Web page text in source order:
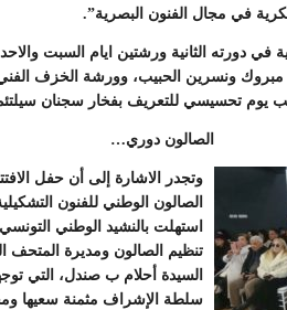
في دورته الثانية ورشتين ايام السبت
ونسرين الحبيب، وورشة الخزف الفني
للتعريف بفخار سجنان سيلتئم يوم الاحد 8
الصالون دوري…
وتجدر الاشارة إلى أن حفل
الصالون الوطني للفنون
استهلت بالنشيد الوطني
تنظيم الصالون ومديرة المتحف
السيدة أحلام ب صندل، التي
سلطة الإشراف مثمنة سعيها